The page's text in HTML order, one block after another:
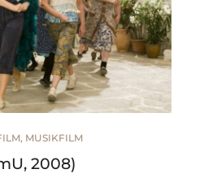
, MUSIKFILM
2008)